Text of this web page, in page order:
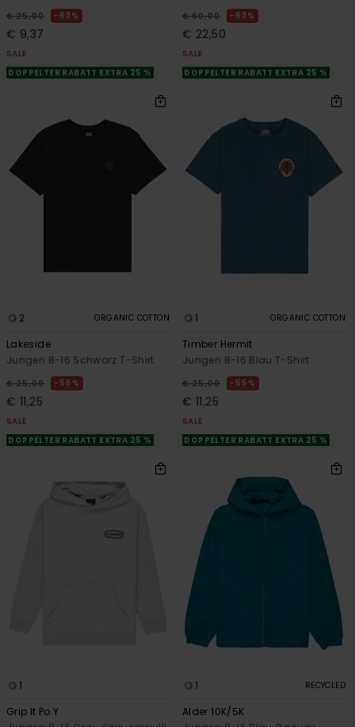
€ 25,00 63%
€ 9,37
SALE
DOPPELTER RABATT EXTRA 25 %
€ 60,00 63%
€ 22,50
SALE
DOPPELTER RABATT EXTRA 25 %
2 ORGANIC COTTON
Lakeside
Jungen 8-16 Schwarz T-Shirt
€ 25,00 55%
€ 11,25
SALE
DOPPELTER RABATT EXTRA 25 %
1 ORGANIC COTTON
Timber Hermit
Jungen 8-16 Blau T-Shirt
€ 25,00 55%
€ 11,25
SALE
DOPPELTER RABATT EXTRA 25 %
1
Grip It Po Y
1 RECYCLED
Alder 10K/5K